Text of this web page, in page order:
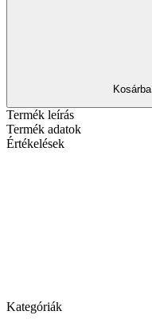
Kosárba
Termék leírás
Termék adatok
Értékelések
Kategóriák